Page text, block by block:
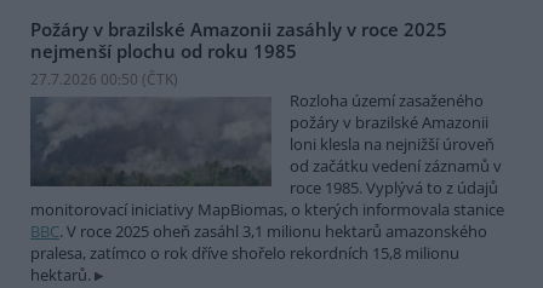
Požáry v brazilské Amazonii zasáhly v roce 2025
nejmenší plochu od roku 1985
27.7.2026 00:50 (ČTK)
Rozloha území zasaženého
požáry v brazilské Amazonii
loni klesla na nejnižší úroveň
od začátku vedení záznamů v
roce 1985. Vyplývá to z údajů
monitorovací iniciativy MapBiomas, o kterých informovala stanice
BBC. V roce 2025 oheň zasáhl 3,1 milionu hektarů amazonského
pralesa, zatímco o rok dříve shořelo rekordních 15,8 milionu
hektarů.